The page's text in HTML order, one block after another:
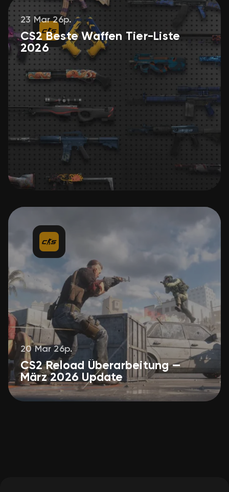
23 Mar 26р.
CS2 Beste Waffen Tier-Liste
2026
20 Mar 26р.
CS2 Reload Überarbeitung —
März 2026 Update